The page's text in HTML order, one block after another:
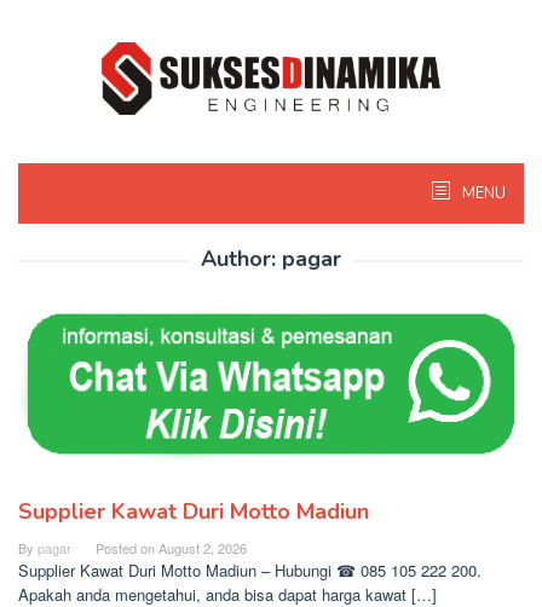
MENU
Author: pagar
Supplier Kawat Duri Motto Madiun
By pagar Posted onAugust 2, 2026
Supplier Kawat Duri Motto Madiun – Hubungi ☎ 085 105 222 200.
Apakah anda mengetahui, anda bisa dapat harga kawat […]